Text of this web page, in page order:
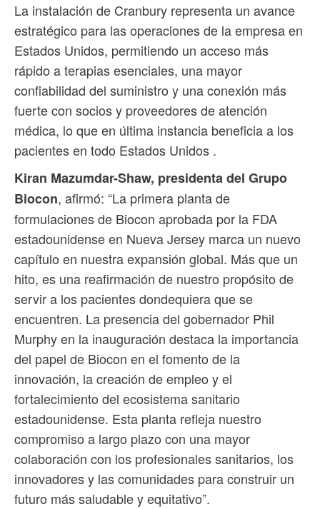
La instalación de Cranbury representa un avance
estratégico para las operaciones de la empresa en
Estados Unidos, permitiendo un acceso más
rápido a terapias esenciales, una mayor
confiabilidad del suministro y una conexión más
fuerte con socios y proveedores de atención
médica, lo que en última instancia beneficia a los
pacientes en todo Estados Unidos .
Kiran Mazumdar-Shaw, presidenta del Grupo
Biocon, afirmó: “La primera planta de
formulaciones de Biocon aprobada por la FDA
estadounidense en Nueva Jersey marca un nuevo
capítulo en nuestra expansión global. Más que un
hito, es una reafirmación de nuestro propósito de
servir a los pacientes dondequiera que se
encuentren. La presencia del gobernador Phil
Murphy en la inauguración destaca la importancia
del papel de Biocon en el fomento de la
innovación, la creación de empleo y el
fortalecimiento del ecosistema sanitario
estadounidense. Esta planta refleja nuestro
compromiso a largo plazo con una mayor
colaboración con los profesionales sanitarios, los
innovadores y las comunidades para construir un
futuro más saludable y equitativo”.